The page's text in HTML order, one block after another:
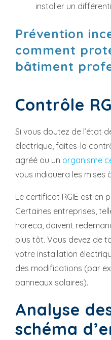
installer un
Prévention
comment
bâtiment
Contrôle
Si vous doutez de l’état
électrique, faites-la
agréé ou un organisme
vous indiquera les mises
Le certificat RGIE est en
Certaines entreprises,
horeca, doivent
plus tôt. Vous devez de
votre installation
des modifications (par
panneaux solaires).
Analyse
schéma